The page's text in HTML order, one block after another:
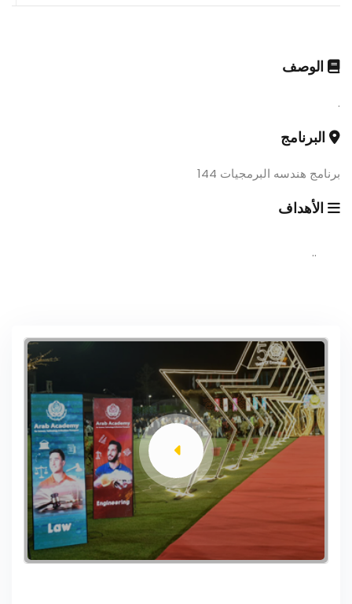
الوصف
.
البرنامج
برنامج هندسه البرمجيات 144
الأهداف
..